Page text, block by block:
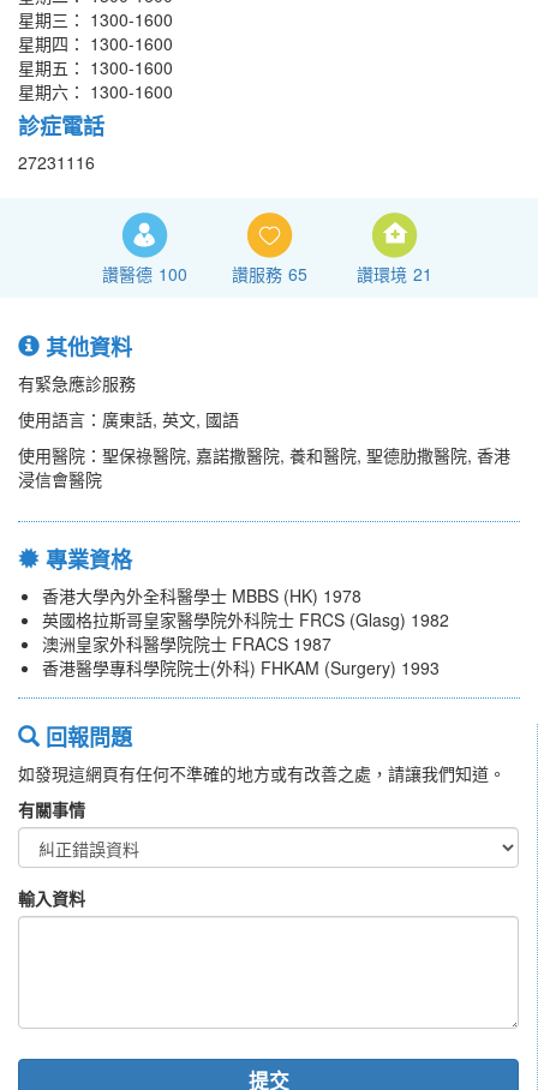
星期三： 1300-1600
星期四： 1300-1600
星期五： 1300-1600
星期六： 1300-1600
診症電話
27231116
讚醫德 100 讚服務 65 讚環境 21
其他資料
有緊急應診服務
使用語言：廣東話, 英文, 國語
使用醫院：聖保祿醫院, 嘉諾撒醫院, 養和醫院, 聖德肋撒醫院, 香港
浸信會醫院
專業資格
香港大學內外全科醫學士 MBBS (HK) 1978
英國格拉斯哥皇家醫學院外科院士 FRCS (Glasg) 1982
澳洲皇家外科醫學院院士 FRACS 1987
香港醫學專科學院院士(外科) FHKAM (Surgery) 1993
回報問題
如發現這網頁有任何不準確的地方或有改善之處，請讓我們知道。
有關事情
輸入資料
提交